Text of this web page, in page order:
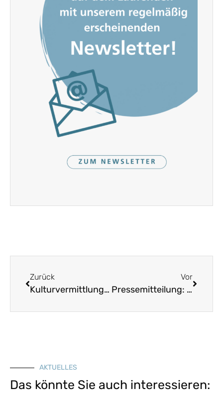
Zurück
Kulturvermittlung – Tanz „Aufwärmen – Laufen zur Musik“
Vor
Pressemitteilung: Der Landesverein widerspricht dem Bund der Steuerzahler
AKTUELLES
Das könnte Sie auch interessieren: